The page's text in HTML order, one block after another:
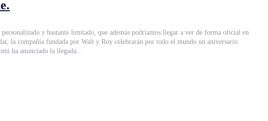
y bastante limitado, que además podríamos llegar a ver de forma oficial en
Xiaomi ha anunciado la llegada...